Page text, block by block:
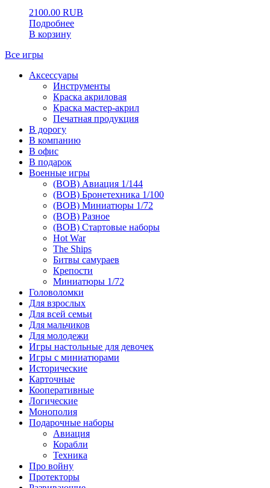
2100.00 RUB
Подробнее
В корзину
Все игры
Аксессуары
Инструменты
Краска акриловая
Краска мастер-акрил
Печатная продукция
В дорогу
В компанию
В офис
В подарок
Военные игры
(ВОВ) Авиация 1/144
(ВОВ) Бронетехника 1/100
(ВОВ) Миниатюры 1/72
(ВОВ) Разное
(ВОВ) Стартовые наборы
Hot War
The Ships
Битвы самураев
Крепости
Миниатюры 1/72
Головоломки
Для взрослых
Для всей семьи
Для мальчиков
Для молодежи
Игры настольные для девочек
Игры с миниатюрами
Исторические
Карточные
Кооперативные
Логические
Монополия
Подарочные наборы
Авиация
Корабли
Техника
Про войну
Протекторы